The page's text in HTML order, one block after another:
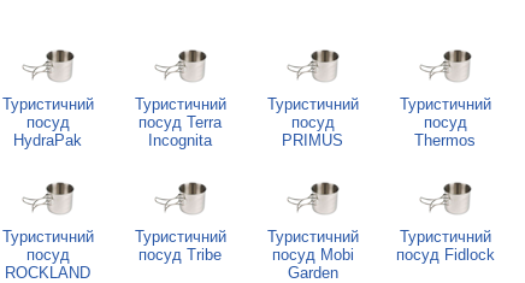
Туристичний
посуд
HydraPak
Туристичний
посуд Terra
Incognita
Туристичний
посуд
PRIMUS
Туристичний
посуд
Thermos
Туристичний
посуд
ROCKLAND
Туристичний
посуд Tribe
Туристичний
посуд Mobi
Garden
Туристичний
посуд Fidlock